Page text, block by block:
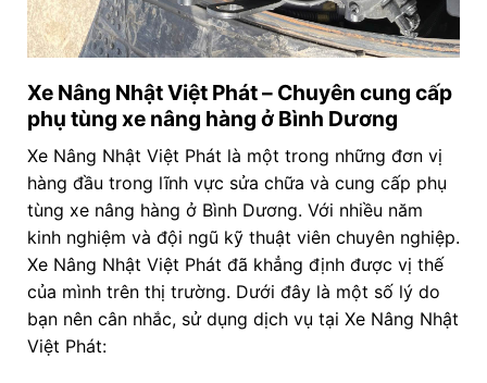
Xe Nâng Nhật Việt Phát – Chuyên cung cấp
phụ tùng xe nâng hàng ở Bình Dương
Xe Nâng Nhật Việt Phát là một trong những đơn vị
hàng đầu trong lĩnh vực sửa chữa và cung cấp phụ
tùng xe nâng hàng ở Bình Dương. Với nhiều năm
kinh nghiệm và đội ngũ kỹ thuật viên chuyên nghiệp.
Xe Nâng Nhật Việt Phát đã khẳng định được vị thế
của mình trên thị trường. Dưới đây là một số lý do
bạn nên cân nhắc, sử dụng dịch vụ tại Xe Nâng Nhật
Việt Phát: